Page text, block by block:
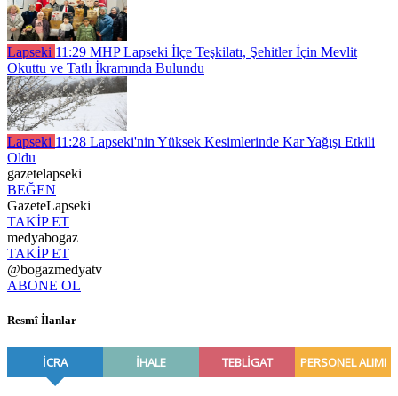
Lapseki 11:29 MHP Lapseki İlçe Teşkilatı, Şehitler İçin Mevlit
Okuttu ve Tatlı İkramında Bulundu
Lapseki 11:28 Lapseki'nin Yüksek Kesimlerinde Kar Yağışı Etkili
Oldu
gazetelapseki
BEĞEN
GazeteLapseki
TAKİP ET
medyabogaz
TAKİP ET
@bogazmedyatv
ABONE OL
Resmî İlanlar